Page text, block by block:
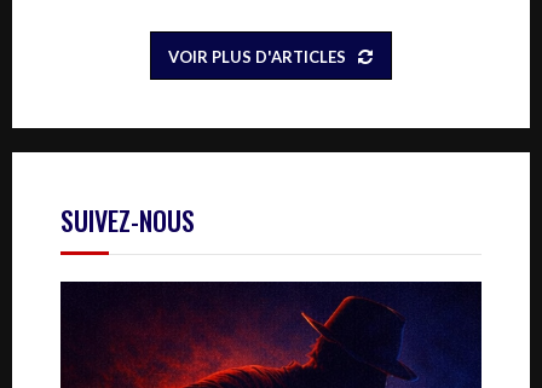
VOIR PLUS D'ARTICLES
SUIVEZ-NOUS